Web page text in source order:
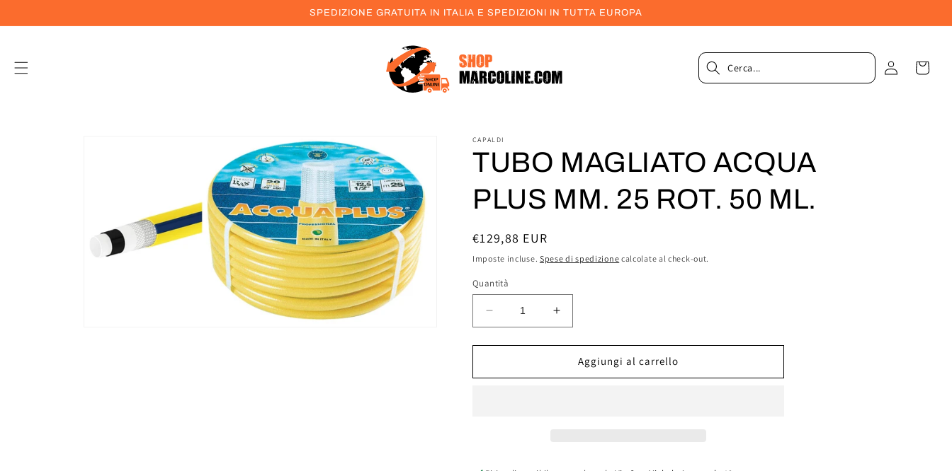
ai contenuti
SPEDIZIONE GRATUITA IN ITALIA E SPEDIZIONI IN TUTTA EUROPA
Accedi
CAPALDI
TUBO MAGLIATO ACQUA
PLUS MM. 25 ROT. 50 ML.
Prezzo
di
listino
€129,88 EUR
Imposte incluse. Spese di spedizione calcolate al check-out.
Quantità
Diminuisci
quantità
per
MAGLIATO
Aumenta
quantità
per
TUBO
MAGLIATO
Aggiungi al carrello